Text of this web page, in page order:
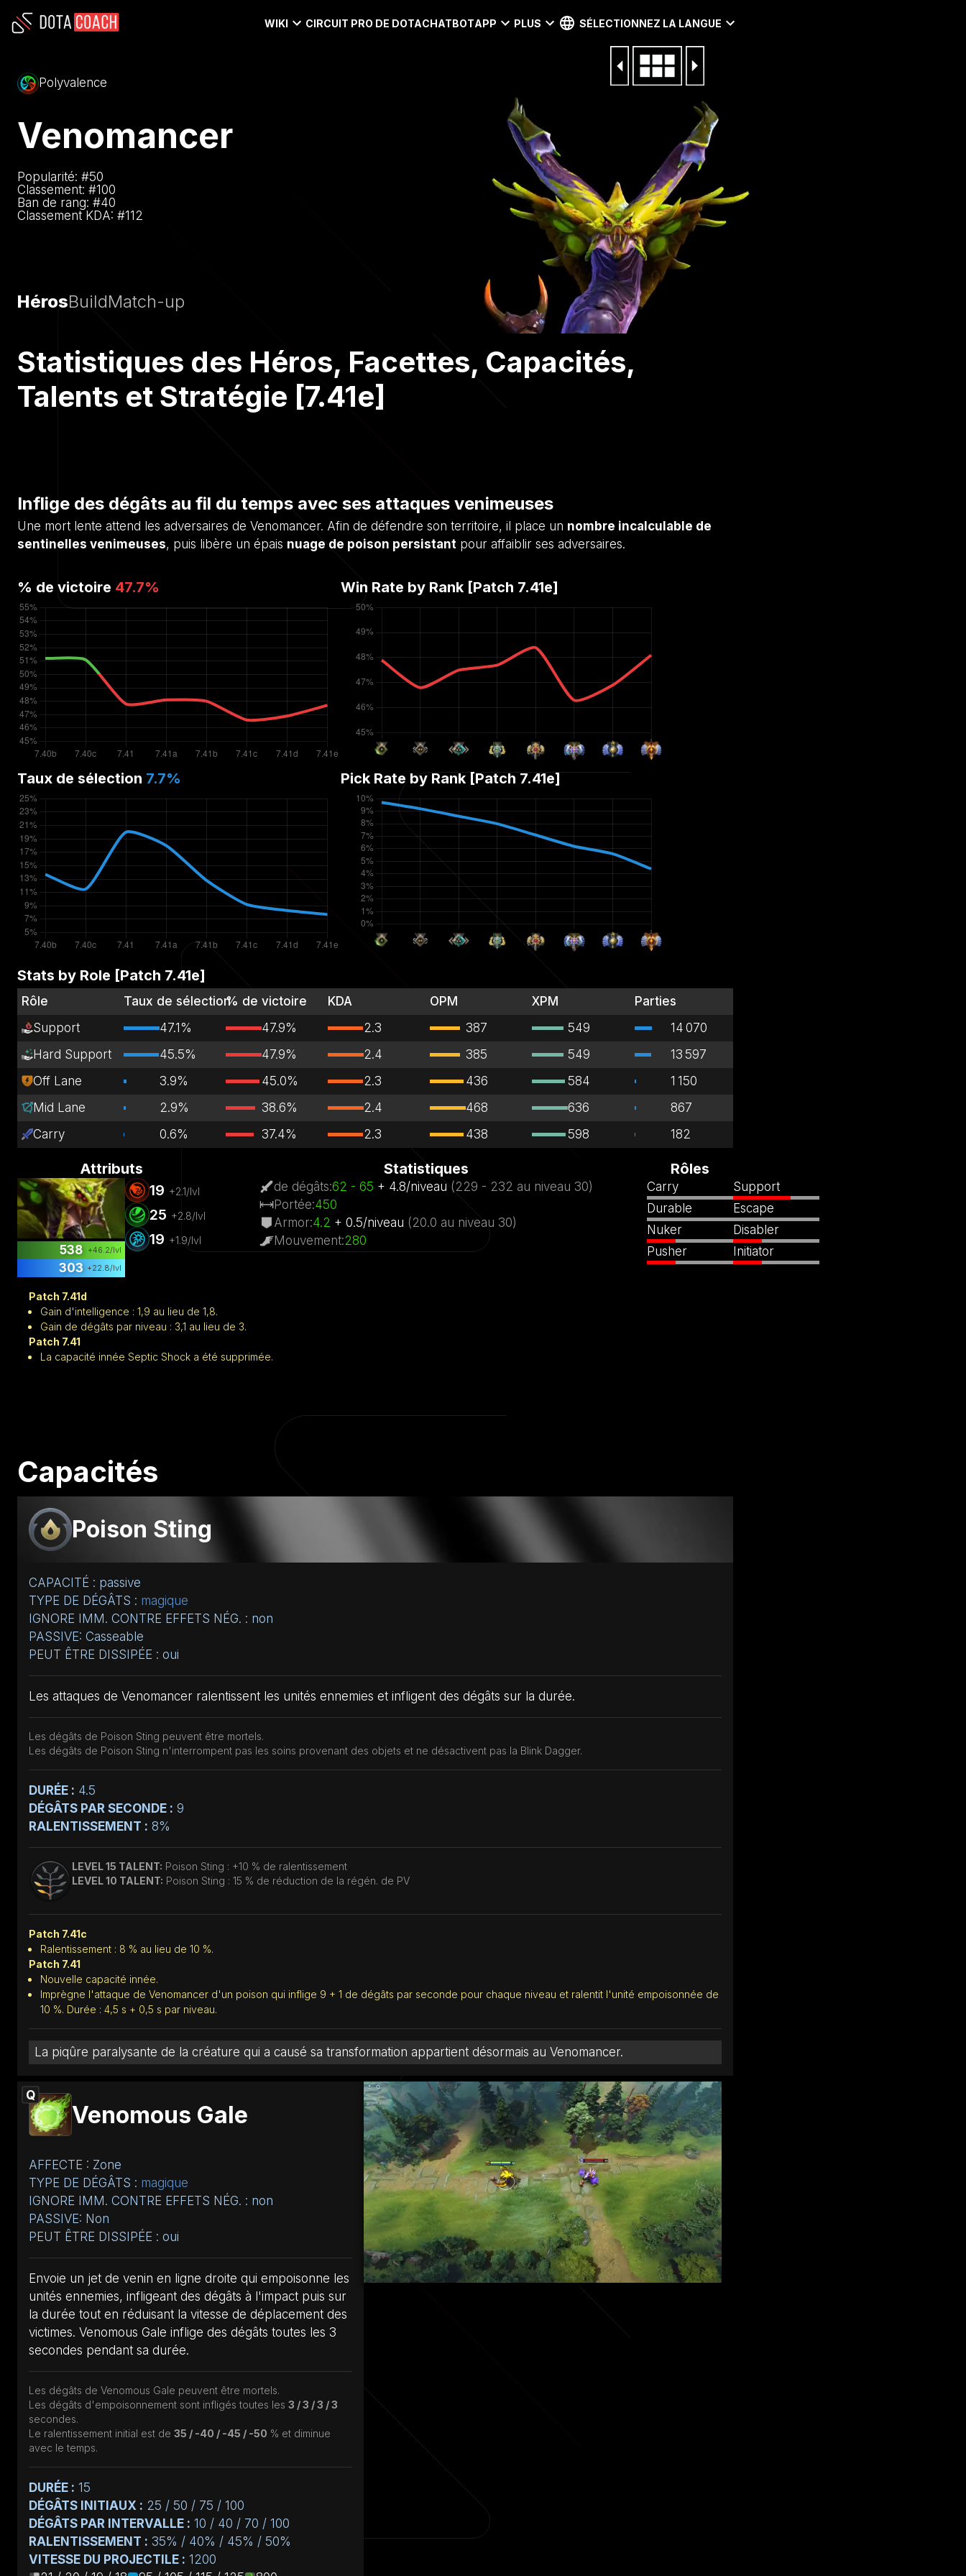
WIKI CIRCUIT PRO DE DOTACHATBOTAPP PLUS SÉLECTIONNEZ LA LANGUE
Polyvalence
Venomancer
Popularité: #50
Classement: #100
Ban de rang: #40
Classement KDA: #112
HérosBuildMatch-up
Statistiques des Héros, Facettes, Capacités,
Talents et Stratégie [7.41e]
Inflige des dégâts au fil du temps avec ses attaques venimeuses
Une mort lente attend les adversaires de Venomancer. Afin de défendre son territoire, il place un nombre incalculable de
sentinelles venimeuses, puis libère un épais nuage de poison persistant pour affaiblir ses adversaires.
% de victoire 47.7% Win Rate by Rank [Patch 7.41e]
Taux de sélection 7.7% Pick Rate by Rank [Patch7.41e]
Stats by Role [Patch 7.41e]
Rôle Taux de sélection% de victoire KDA OPM XPM
Parties
Support
47.1% 47.9% 2.3 387 549
14 070
Hard Support
45.5% 47.9% 2.4 385 549
13 597
Off Lane
3.9% 45.0% 2.3 436 584
1 150
Mid Lane
2.9% 38.6% 2.4 468 636
867
Carry
0.6% 37.4% 2.3 438 598 182
Attributs
538 +46.2/lvl
303 +22.8/lvl
19 +2.1/lvl
25 +2.8/lvl
19 +1.9/lvl
Statistiques
de dégâts:62 - 65 + 4.8/niveau (229 - 232 au niveau 30)
Portée:450
Armor:4.2 + 0.5/niveau (20.0 au niveau 30)
Mouvement:280
Rôles
Carry
Durable
Nuker
Pusher
Support
Escape
Disabler
Initiator
Patch 7.41d
Gain d'intelligence : 1,9 au lieu de 1,8.
Gain de dégâts par niveau : 3,1 au lieu de 3.
Patch 7.41
La capacité innée Septic Shock a été supprimée.
Capacités
Poison Sting
CAPACITÉ : passive
TYPE DE DÉGÂTS : magique
IGNORE IMM. CONTRE EFFETS NÉG. : non
PASSIVE: Casseable
PEUT ÊTRE DISSIPÉE : oui
Les attaques de Venomancer ralentissent les unités ennemies et infligent des dégâts sur la durée.
Les dégâts de Poison Sting peuvent être mortels.
Les dégâts de Poison Sting n'interrompent pas les soins provenant des objets et ne désactivent pas la Blink Dagger.
DURÉE : 4.5
DÉGÂTS PAR SECONDE : 9
RALENTISSEMENT : 8%
LEVEL 15 TALENT: Poison Sting : +10 % de ralentissement
LEVEL 10 TALENT: Poison Sting : 15 % de réduction de la régén. de PV
Patch 7.41c
Ralentissement : 8 % au lieu de 10 %.
Patch 7.41
Nouvelle capacité innée.
Imprègne l'attaque de Venomancer d'un poison qui inflige 9 + 1 de dégâts par seconde pour chaque niveau et ralentit l'unité empoisonnée de
10 %. Durée : 4,5 s + 0,5 s par niveau.
La piqûre paralysante de la créature qui a causé sa transformation appartient désormais au Venomancer.
Q
Venomous Gale
AFFECTE : Zone
TYPE DE DÉGÂTS : magique
IGNORE IMM. CONTRE EFFETS NÉG. : non
PASSIVE: Non
PEUT ÊTRE DISSIPÉE : oui
Envoie un jet de venin en ligne droite qui empoisonne les
unités ennemies, infligeant des dégâts à l'impact puis sur
la durée tout en réduisant la vitesse de déplacement des
victimes. Venomous Gale inflige des dégâts toutes les 3
secondes pendant sa durée.
Les dégâts de Venomous Gale peuvent être mortels.
Les dégâts d'empoisonnement sont infligés toutes les 3 / 3 / 3 / 3
secondes.
Le ralentissement initial est de 35 / -40 / -45 / -50 % et diminue
avec le temps.
DURÉE : 15
DÉGÂTS INITIAUX : 25 / 50 / 75 / 100
DÉGÂTS PAR INTERVALLE : 10 / 40 / 70 / 100
RALENTISSEMENT : 35% / 40% / 45% / 50%
VITESSE DU PROJECTILE : 1200